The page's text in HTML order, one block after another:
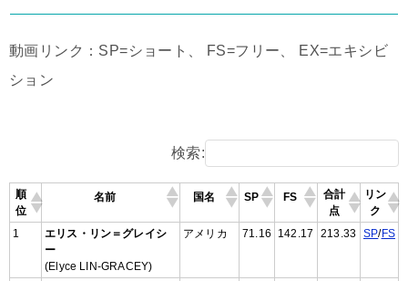
動画リンク：SP=ショート、 FS=フリー、 EX=エキシビ
ション
検索:
順
位
名前 国名 SP FS
合計
点
リン
ク
1
エリス・リン＝グレイシ
ー
(Elyce LIN-GRACEY)
アメリカ 71.16 142.17 213.33 SP/FS